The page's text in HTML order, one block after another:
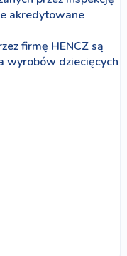
akredytowane
firmę HENCZ są
wyrobów dziecięcych